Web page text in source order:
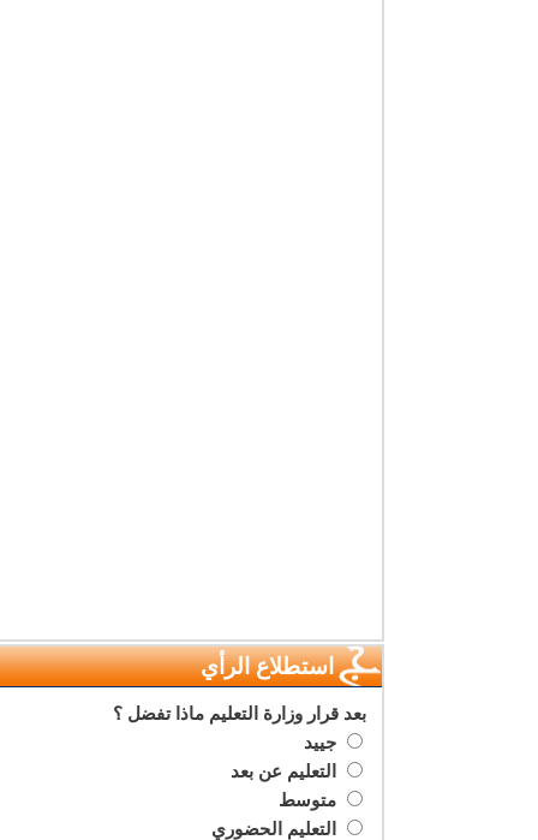
استطلاع الرأي
بعد قرار وزارة التعليم ماذا تفضل ؟
جييد
التعليم عن بعد
متوسط
التعليم الحضوري